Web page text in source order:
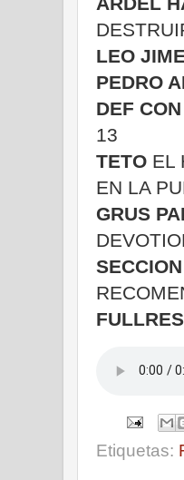
LEO
PEDRO
DEF
13
TETO EL
EN LA
GRUS
Etiquetas: